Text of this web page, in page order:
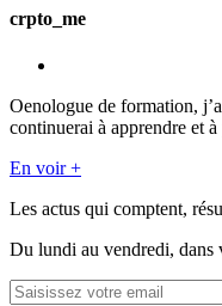
crpto_me
Oenologue de formation,
continuerai à apprendre et à
En voir +
Les actus qui comptent,
Du lundi au vendredi, dans